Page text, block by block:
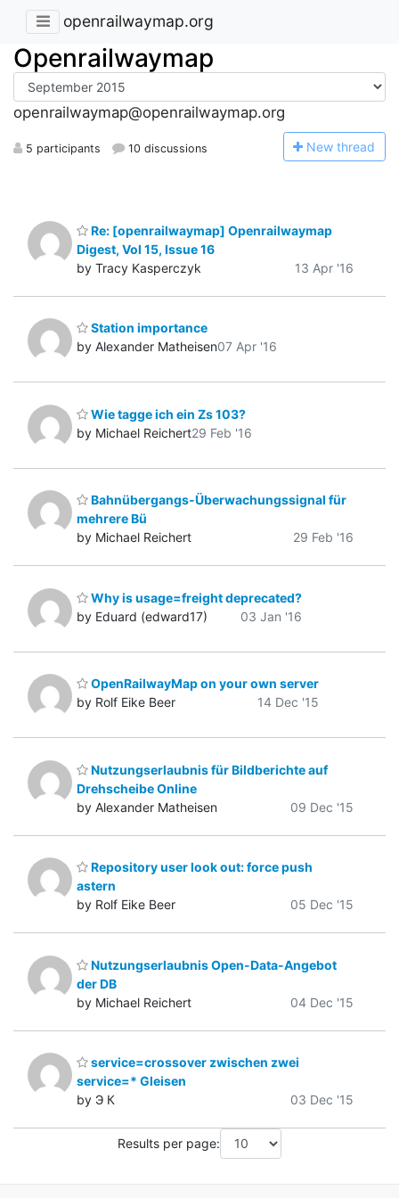
openrailwaymap.org
Openrailwaymap
openrailwaymap@openrailwaymap.org
5 participants 10 discussions New thread
Re: [openrailwaymap] Openrailwaymap
Digest, Vol 15, Issue 16
by Tracy Kasperczyk
13 Apr '16
Station importance
by Alexander Matheisen07 Apr '16
Wie tagge ich ein Zs 103?
by Michael Reichert29 Feb '16
Bahnübergangs-Überwachungssignal für
mehrere Bü
by Michael Reichert
29 Feb '16
Why is usage=freight deprecated?
by Eduard (edward17)
03 Jan '16
OpenRailwayMap on your own server
by Rolf Eike Beer
14 Dec '15
Nutzungserlaubnis für Bildberichte auf
Drehscheibe Online
by Alexander Matheisen
09 Dec '15
Repository user look out: force push
astern
by Rolf Eike Beer
05 Dec '15
Nutzungserlaubnis Open-Data-Angebot
der DB
by Michael Reichert
04 Dec '15
service=crossover zwischen zwei
service=* Gleisen
by Э К
03 Dec '15
Results per page: